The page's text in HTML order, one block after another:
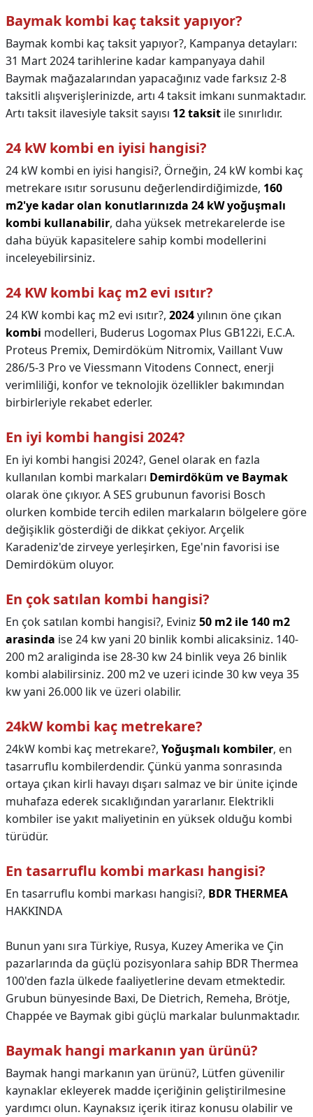
Baymak kombi kaç taksit yapıyor?
Baymak kombi kaç taksit yapıyor?, Kampanya detayları:
31 Mart 2024 tarihlerine kadar kampanyaya dahil
Baymak mağazalarından yapacağınız vade farksız 2-8
taksitli alışverişlerinizde, artı 4 taksit imkanı sunmaktadır.
Artı taksit ilavesiyle taksit sayısı 12 taksit ile sınırlıdır.
24 kW kombi en iyisi hangisi?
24 kW kombi en iyisi hangisi?, Örneğin, 24 kW kombi kaç
metrekare ısıtır sorusunu değerlendirdiğimizde, 160
m2'ye kadar olan konutlarınızda 24 kW yoğuşmalı
kombi kullanabilir, daha yüksek metrekarelerde ise
daha büyük kapasitelere sahip kombi modellerini
inceleyebilirsiniz.
24 KW kombi kaç m2 evi ısıtır?
24 KW kombi kaç m2 evi ısıtır?, 2024yılının öne çıkan
kombi modelleri, Buderus Logomax Plus GB122i, E.C.A.
Proteus Premix, Demirdöküm Nitromix, Vaillant Vuw
286/5-3 Pro ve Viessmann Vitodens Connect, enerji
verimliliği, konfor ve teknolojik özellikler bakımından
birbirleriyle rekabet ederler.
En iyi kombi hangisi 2024?
En iyi kombi hangisi 2024?, Genel olarak en fazla
kullanılan kombi markaları Demirdöküm ve Baymak
olarak öne çıkıyor. A SES grubunun favorisi Bosch
olurken kombide tercih edilen markaların bölgelere göre
değişiklik gösterdiği de dikkat çekiyor. Arçelik
Karadeniz'de zirveye yerleşirken, Ege'nin favorisi ise
Demirdöküm oluyor.
En çok satılan kombi hangisi?
En çok satılan kombi hangisi?, Eviniz 50 m2 ile 140 m2
arasinda ise 24 kw yani 20 binlik kombi alicaksiniz. 140-
200 m2 araliginda ise 28-30 kw 24 binlik veya 26 binlik
kombi alabilirsiniz. 200 m2 ve uzeri icinde 30 kw veya 35
kw yani 26.000 lik ve üzeri olabilir.
24kW kombi kaç metrekare?
24kW kombi kaç metrekare?, Yoğuşmalı kombiler, en
tasarruflu kombilerdendir. Çünkü yanma sonrasında
ortaya çıkan kirli havayı dışarı salmaz ve bir ünite içinde
muhafaza ederek sıcaklığından yararlanır. Elektrikli
kombiler ise yakıt maliyetinin en yüksek olduğu kombi
türüdür.
En tasarruflu kombi markası hangisi?
En tasarruflu kombi markası hangisi?, BDR THERMEA
HAKKINDA
Bunun yanı sıra Türkiye, Rusya, Kuzey Amerika ve Çin
pazarlarında da güçlü pozisyonlara sahip BDR Thermea
100'den fazla ülkede faaliyetlerine devam etmektedir.
Grubun bünyesinde Baxi, De Dietrich, Remeha, Brötje,
Chappée ve Baymak gibi güçlü markalar bulunmaktadır.
Baymak hangi markanın yan ürünü?
Baymak hangi markanın yan ürünü?, Lütfen güvenilir
kaynaklar ekleyerek madde içeriğinin geliştirilmesine
yardımcı olun. Kaynaksız içerik itiraz konusu olabilir ve